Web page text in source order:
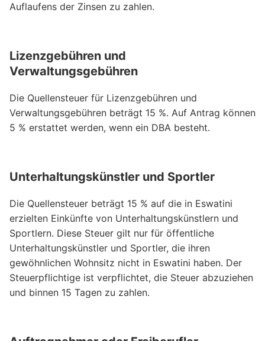
Auflaufens der Zinsen zu zahlen.
Lizenzgebühren und
Verwaltungsgebühren
Die Quellensteuer für Lizenzgebühren und
Verwaltungsgebühren beträgt 15 %. Auf Antrag können
5 % erstattet werden, wenn ein DBA besteht.
Unterhaltungskünstler und Sportler
Die Quellensteuer beträgt 15 % auf die in Eswatini
erzielten Einkünfte von Unterhaltungskünstlern und
Sportlern. Diese Steuer gilt nur für öffentliche
Unterhaltungskünstler und Sportler, die ihren
gewöhnlichen Wohnsitz nicht in Eswatini haben. Der
Steuerpflichtige ist verpflichtet, die Steuer abzuziehen
und binnen 15 Tagen zu zahlen.